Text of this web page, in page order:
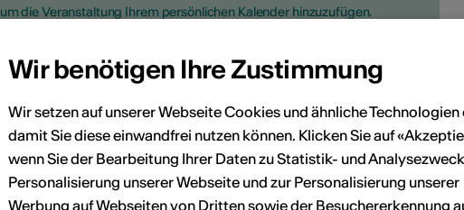
die Veranstaltung Ihrem persönlichen Kalender hinzuzufügen.
HES-SO Valais, Médiathèque Sierre, Sierre
Route de la Plaine 2
Wir benötigen Ihre Zustimmung
Wir setzen auf unserer Webseite Cookies und ähnliche Technologien
damit Sie diese einwandfrei nutzen können. Klicken Sie auf
wenn Sie der Bearbeitung Ihrer Daten zu Statistik- und
Personalisierung unserer Webseite und zur Personalisierung unserer
Werbung auf Webseiten von Dritten sowie der Besuchererkennung